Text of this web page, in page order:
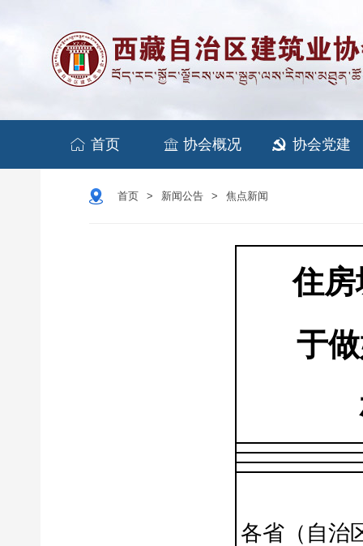
 首页  协会概况  协会党建
首页 > 新闻公告 > 焦点新闻
住
于
各省（自治